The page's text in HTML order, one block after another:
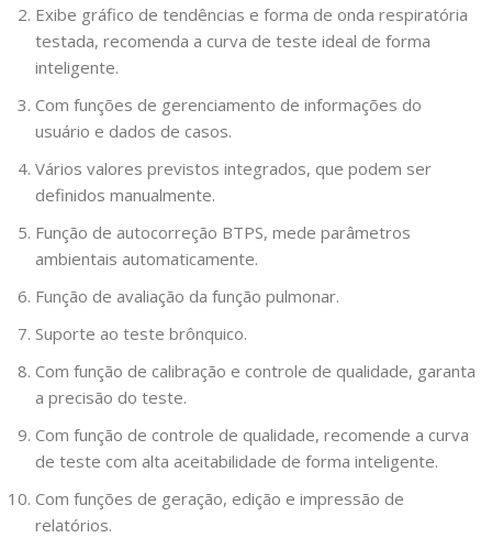
Exibe gráfico de tendências e forma de onda respiratória
testada, recomenda a curva de teste ideal de forma
inteligente.
Com funções de gerenciamento de informações do
usuário e dados de casos.
Vários valores previstos integrados, que podem ser
definidos manualmente.
Função de autocorreção BTPS, mede parâmetros
ambientais automaticamente.
Função de avaliação da função pulmonar.
Suporte ao teste brônquico.
Com função de calibração e controle de qualidade, garanta
a precisão do teste.
Com função de controle de qualidade, recomende a curva
de teste com alta aceitabilidade de forma inteligente.
Com funções de geração, edição e impressão de
relatórios.